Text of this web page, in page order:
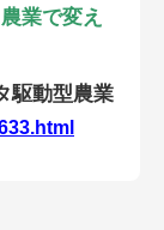
業で変え
駆動型農業